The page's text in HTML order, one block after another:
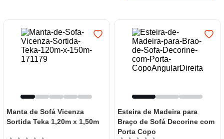
Manta de Sofá Vicenza
Sortida Teka 1,20m x 1,50m
Esteira de Madeira para
Braço de Sofá Decorine com
Porta Copo
8º panelas
9º caneca
10º frigideira multiflon